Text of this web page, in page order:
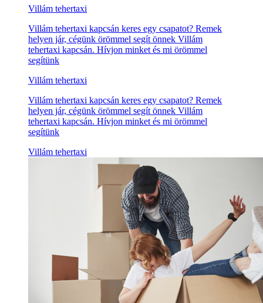
Villám tehertaxi
Villám tehertaxi kapcsán keres egy csapatot? Remek
helyen jár, cégünk örömmel segít önnek Villám
tehertaxi kapcsán. Hívjon minket és mi örömmel
segítünk
Villám tehertaxi
Villám tehertaxi kapcsán keres egy csapatot? Remek
helyen jár, cégünk örömmel segít önnek Villám
tehertaxi kapcsán. Hívjon minket és mi örömmel
segítünk
Villám tehertaxi